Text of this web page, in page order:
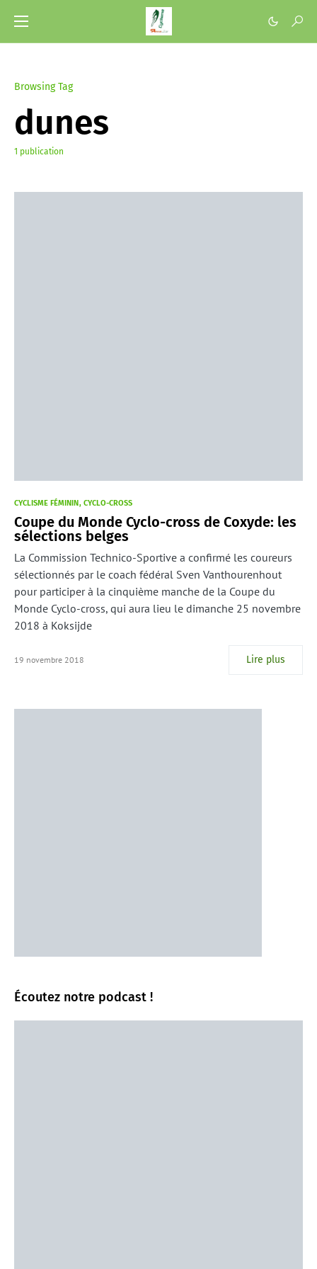
Browsing Tag
dunes
1 publication
CYCLISME FÉMININ CYCLO-CROSS
Coupe du Monde Cyclo-cross de Coxyde: les
sélections belges
La Commission Technico-Sportive a confirmé les coureurs
sélectionnés par le coach fédéral Sven Vanthourenhout
pour participer à la cinquième manche de la Coupe du
Monde Cyclo-cross, qui aura lieu le dimanche 25 novembre
2018 à Koksijde
19 novembre 2018 Lire plus
Écoutez notre podcast !